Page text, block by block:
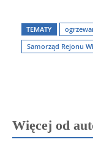
TEMATY
Samorząd Rejonu
Więcej od